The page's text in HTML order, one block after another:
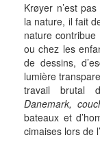
Krøyer n’est
la nature, il fait
nature
ou chez les
de dessins,
lumière
travail brutal
Danemark,
bateaux et
cimaises lors de